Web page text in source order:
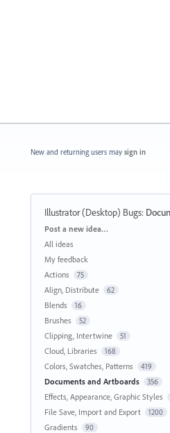
New and returning users may sign in
Illustrator (Desktop) Bugs:
Categories
Post a new idea…
All ideas
My feedback
Actions
75
Align, Distribute 62
Blends 16
Brushes 52
Clipping, Intertwine 51
Cloud, Libraries 168
Colors, Swatches, Patterns 419
Documents and Artboards 356
Effects, Appearance, Graphic Styles
File Save, Import and Export 1200
Gradients 90